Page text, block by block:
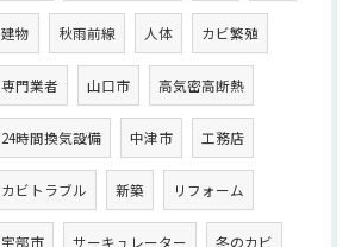
建物 秋雨前線 人体 カビ繁殖
専門業者 山口市 高気密高断熱
24時間換気設備 中津市 工務店
カビトラブル 新築 リフォーム
宇部市 サーキュレーター 冬のカビ